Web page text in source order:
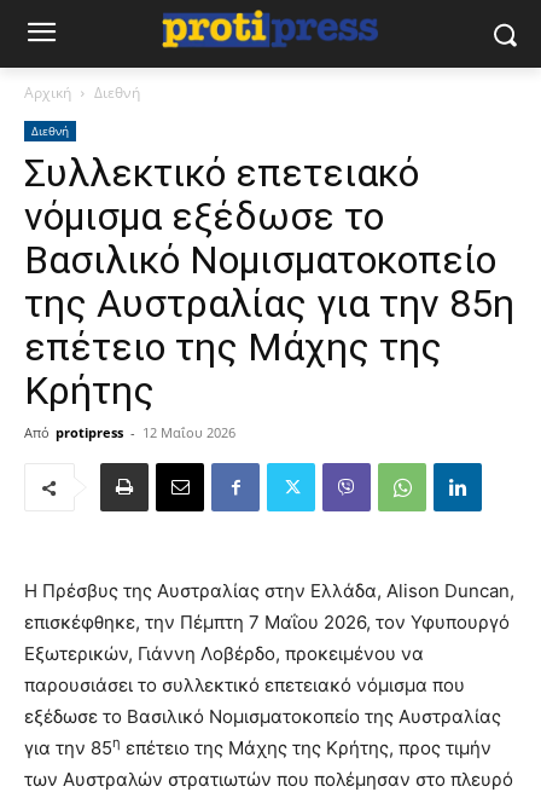
Αρχική Διεθνή
Διεθνή
Συλλεκτικό επετειακό
νόμισμα εξέδωσε το
Βασιλικό Νομισματοκοπείο
της Αυστραλίας για την 85η
επέτειο της Μάχης της
Κρήτης
Από protipress - 12 Μαΐου 2026
H Πρέσβυς της Αυστραλίας στην Ελλάδα, Alison Duncan,
επισκέφθηκε, την Πέμπτη 7 Μαΐου 2026, τον Υφυπουργό
Εξωτερικών, Γιάννη Λοβέρδο, προκειμένου να
παρουσιάσει το συλλεκτικό επετειακό νόμισμα που
εξέδωσε το Βασιλικό Νομισματοκοπείο της Αυστραλίας
για την 85η επέτειο της Μάχης της Κρήτης, προς τιμήν
των Αυστραλών στρατιωτών που πολέμησαν στο πλευρό